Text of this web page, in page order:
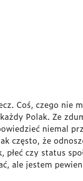
Coś, czego nie
Polak. Ze
niemal
często, że
płeć czy status
ale jestem